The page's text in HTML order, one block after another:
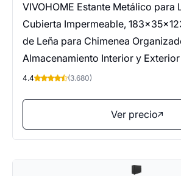
VIVOHOME Estante Metálico para
Cubierta Impermeable,
de Leña para Chimenea
Almacenamiento Interior y Exterior
4.4 (3.680)
Ver precio